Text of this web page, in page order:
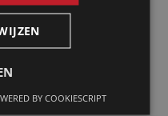
sans accrocs.
vous organisiez
réunions virtuelles,
ou en
votre
BY COOKIESCRIPT